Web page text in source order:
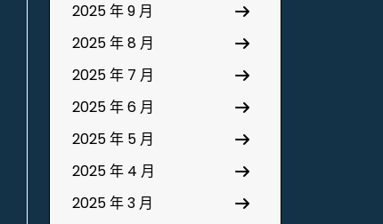
2025 年 9 月
2025 年 8 月
2025 年 7 月
2025 年 6 月
2025 年 5 月
2025 年 4 月
2025 年 3 月